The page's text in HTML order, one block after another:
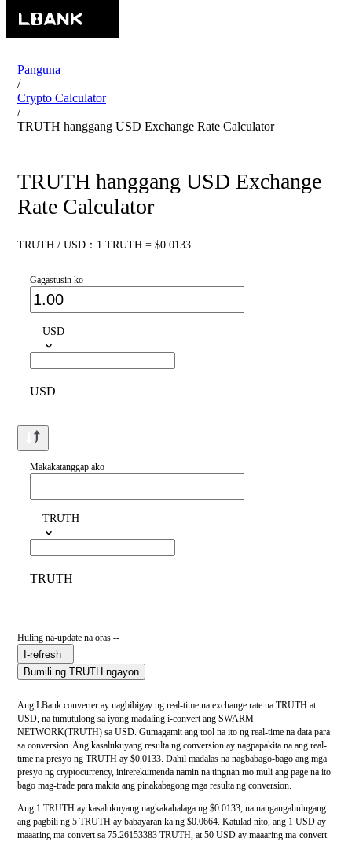
Panguna
/
Crypto Calculator
/
TRUTH hanggang USD Exchange Rate Calculator
TRUTH hanggang USD Exchange
Rate Calculator
TRUTH / USD：1 TRUTH = $0.0133
Gagastusin ko
USD
USD
Makakatanggap ako
TRUTH
TRUTH
Huling na-update na oras --
I-refresh
Bumili ng TRUTH ngayon
Ang LBank converter ay nagbibigay ng real-time na exchange rate na TRUTH at
USD, na tumutulong sa iyong madaling i-convert ang SWARM
NETWORK(TRUTH) sa USD. Gumagamit ang tool na ito ng real-time na data para
sa conversion. Ang kasalukuyang resulta ng conversion ay nagpapakita na ang real-
time na presyo ng TRUTH ay $0.0133. Dahil madalas na nagbabago-bago ang mga
presyo ng cryptocurrency, inirerekumenda namin na tingnan mo muli ang page na ito
bago mag-trade para makita ang pinakabagong mga resulta ng conversion.
Ang 1 TRUTH ay kasalukuyang nagkakahalaga ng $0.0133, na nangangahulugang
ang pagbili ng 5 TRUTH ay babayaran ka ng $0.0664. Katulad nito, ang 1 USD ay
maaaring ma-convert sa 75.26153383 TRUTH, at 50 USD ay maaaring ma-convert